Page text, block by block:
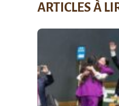
ARTICLES À